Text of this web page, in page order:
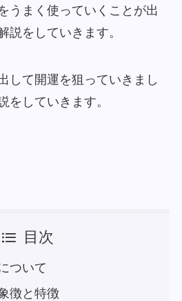
うまく使っていくことが出
説をしていきます。
して開運を狙っていきまし
をしていきます。
目次
ついて
徴と特徴